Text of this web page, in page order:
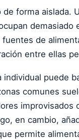
forma aislada.
demasiado
de
entre ellas
puede
comunes
improvisados
en cambio,
permite